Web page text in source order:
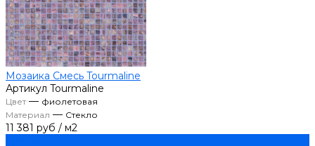
Мозаика Смесь Tourmaline
Артикул Tourmaline
Цвет— фиолетовая
Материал — Стекло
11 381 руб / м2